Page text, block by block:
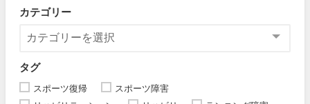
カテゴリー
タグ
スポーツ復帰
スポーツ障害